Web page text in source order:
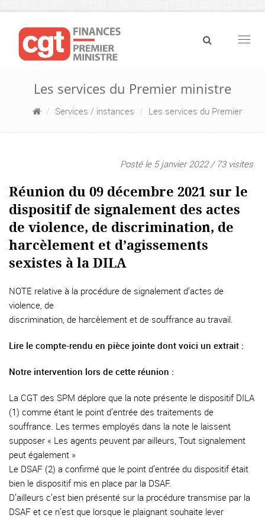
Les services du Premier ministre
Services / instances Les services du Premier
Posté le 5 janvier 2022 / 73 visites
Réunion du 09 décembre 2021 sur le
dispositif de signalement des actes
de violence, de discrimination, de
harcèlement et d’agissements
sexistes à la DILA
NOTE relative à la procédure de signalement d’actes de
violence, de
discrimination, de harcèlement et de souffrance au travail.
Lire le compte-rendu en pièce jointe dont voici un extrait :
Notre intervention lors de cette réunion :
La CGT des SPM déplore que la note présente le dispositif DILA
(1) comme étant le point d’entrée des traitements de
souffrance. Les termes employés dans la note le laissent
supposer « Les agents peuvent par ailleurs, Tout signalement
peut également »
Le DSAF (2) a confirmé que le point d’entrée du dispositif était
bien le dispositif mis en place par la DSAF.
D’ailleurs c’est bien présenté sur la procédure transmise par la
DSAF et ce n’est que lorsque le plaignant souhaite lever